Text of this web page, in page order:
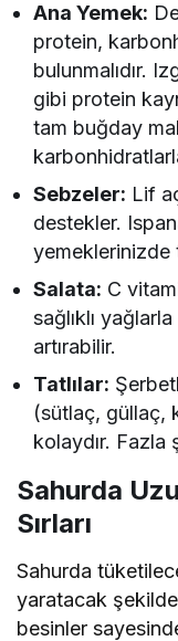
Ana Yemek:
protein,
bulunmalıdır.
gibi protein
tam buğday
Sebzeler: Lif
destekler.
yemeklerinizde
Salata: C
sağlıklı
artırabilir.
Tatlılar:
(sütlaç, güllaç,
kolaydır. Fazla
Sahurda
Sırları
Sahurda
yaratacak
besinler